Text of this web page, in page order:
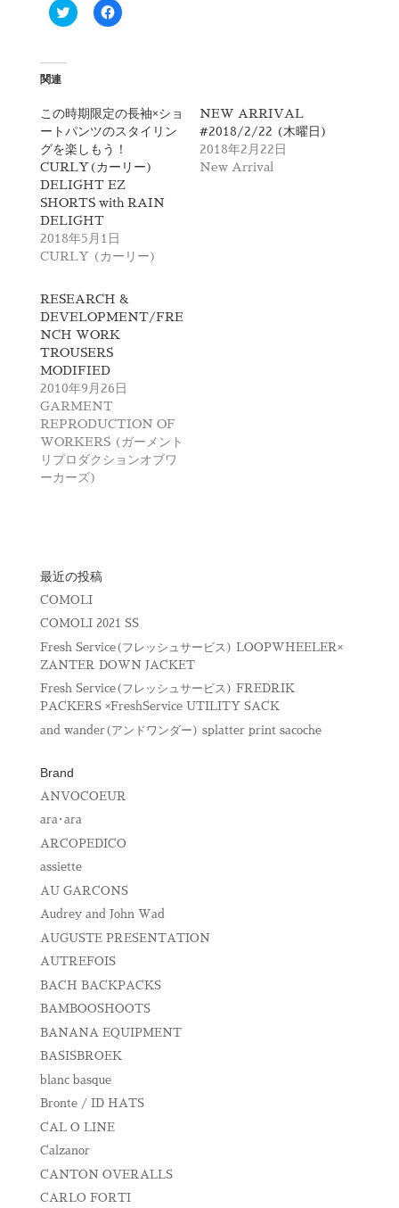
ク
リ
t
t
e
r
で
共
有
(
新
し
い
ウ
ィ
ン
で
開
き
ま
す
)
F
a
共
有
す
る
に
は
ク
リ
ッ
し
て
く
新
し
い
ド
ウ
開
き
ま
す
)
関連
この時期限定の長袖×ショ
ートパンツのスタイリン
グを楽しもう！
CURLY(カーリー)
DELIGHT EZ
SHORTS with RAIN
DELIGHT
2018年5月1日
CURLY (カーリー)
NEW ARRIVAL
#2018/2/22 (木曜日)
2018年2月22日
New Arrival
RESEARCH &
DEVELOPMENT/FRE
NCH WORK
TROUSERS
MODIFIED
2010年9月26日
GARMENT
REPRODUCTION OF
WORKERS (ガーメント
リプロダクションオブワ
ーカーズ)
最近の投稿
COMOLI
COMOLI 2021 SS
Fresh Service(フレッシュサービス) LOOPWHEELER×
ZANTER DOWN JACKET
Fresh Service(フレッシュサービス) FREDRIK
PACKERS ×FreshService UTILITY SACK
and wander(アンドワンダー) splatter print sacoche
Brand
ANVOCOEUR
ara･ara
ARCOPEDICO
assiette
AU GARCONS
Audrey and John Wad
AUGUSTE PRESENTATION
AUTREFOIS
BACH BACKPACKS
BAMBOOSHOOTS
BANANA EQUIPMENT
BASISBROEK
blanc basque
Bronte / ID HATS
CAL O LINE
Calzanor
CANTON OVERALLS
CARLO FORTI